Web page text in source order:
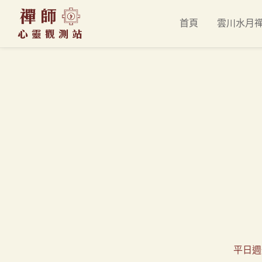
首頁 雲川水月
平日